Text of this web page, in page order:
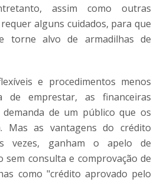
assim como outras
alguns cuidados, para que
torne alvo de armadilhas de
e procedimentos menos
de emprestar, as financeiras
de um público que os
Mas as vantagens do crédito
vezes, ganham o apelo de
sem consulta e comprovação de
como "crédito aprovado pelo